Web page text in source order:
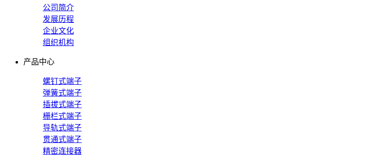
公司简介
发展历程
企业文化
组织机构
产品中心
螺钉式端子
弹簧式端子
插拔式端子
栅栏式端子
导轨式端子
贯通式端子
精密连接器